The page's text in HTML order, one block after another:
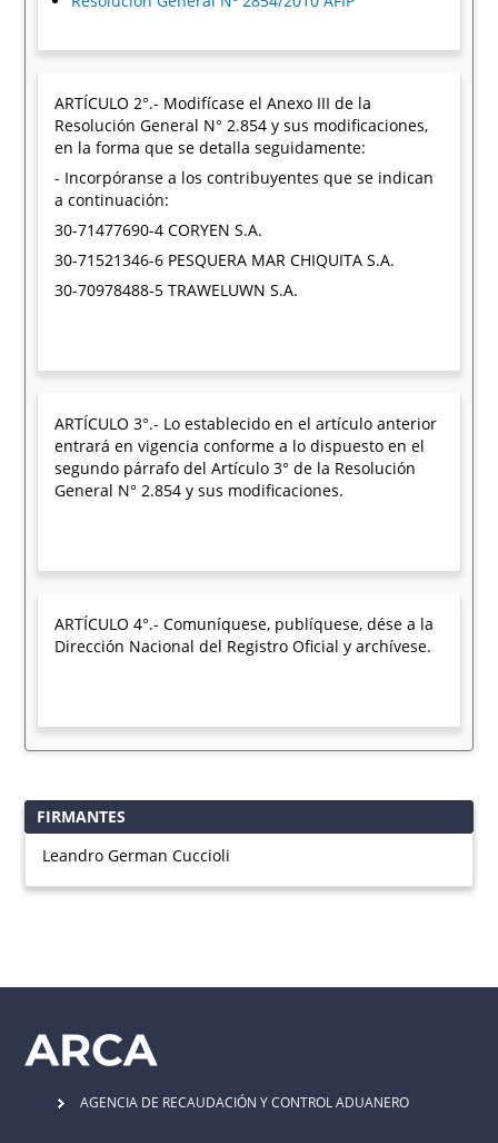
ARTÍCULO 2°.- Modifícase el Anexo III de la
Resolución General N° 2.854 y sus modificaciones,
en la forma que se detalla seguidamente:
- Incorpóranse a los contribuyentes que se indican
a continuación:
30-71477690-4 CORYEN S.A.
30-71521346-6 PESQUERA MAR CHIQUITA S.A.
30-70978488-5 TRAWELUWN S.A.
ARTÍCULO 3°.- Lo establecido en el artículo anterior
entrará en vigencia conforme a lo dispuesto en el
segundo párrafo del Artículo 3° de la Resolución
General N° 2.854 y sus modificaciones.
ARTÍCULO 4°.- Comuníquese, publíquese, dése a la
Dirección Nacional del Registro Oficial y archívese.
FIRMANTES
Leandro German Cuccioli
AGENCIA DE RECAUDACIÓN Y CONTROL ADUANERO